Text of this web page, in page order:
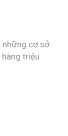
những cơ sở
triệu